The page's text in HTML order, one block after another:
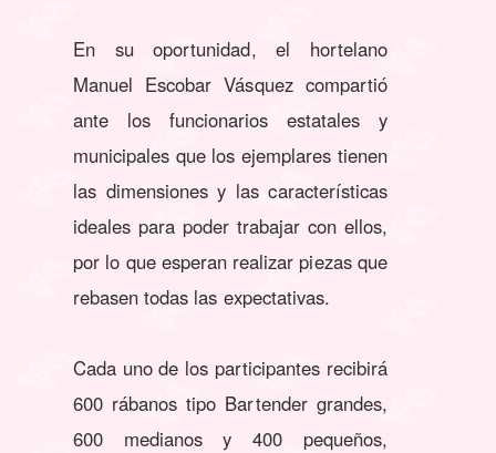
En su oportunidad, el hortelano
Manuel Escobar Vásquez compartió
ante los funcionarios estatales y
municipales que los ejemplares tienen
las dimensiones y las características
ideales para poder trabajar con ellos,
por lo que esperan realizar piezas que
rebasen todas las expectativas.
Cada uno de los participantes recibirá
600 rábanos tipo Bartender grandes,
600 medianos y 400 pequeños,